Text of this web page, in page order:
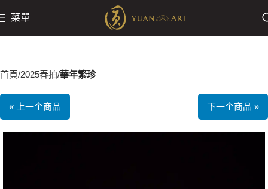
菜單
首頁 2025春拍 華年繁珍
« 上一个商品 下一个商品 »